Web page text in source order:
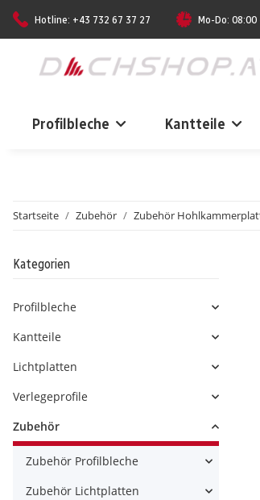
Hotline: +43 732 67 37 27 Mo-Do:
Profilbleche Kantteile
Startseite Zubehör Zubehör
Kategorien
Profilbleche
Kantteile
Lichtplatten
Verlegeprofile
Zubehör
Zubehör Profilbleche
Zubehör Lichtplatten